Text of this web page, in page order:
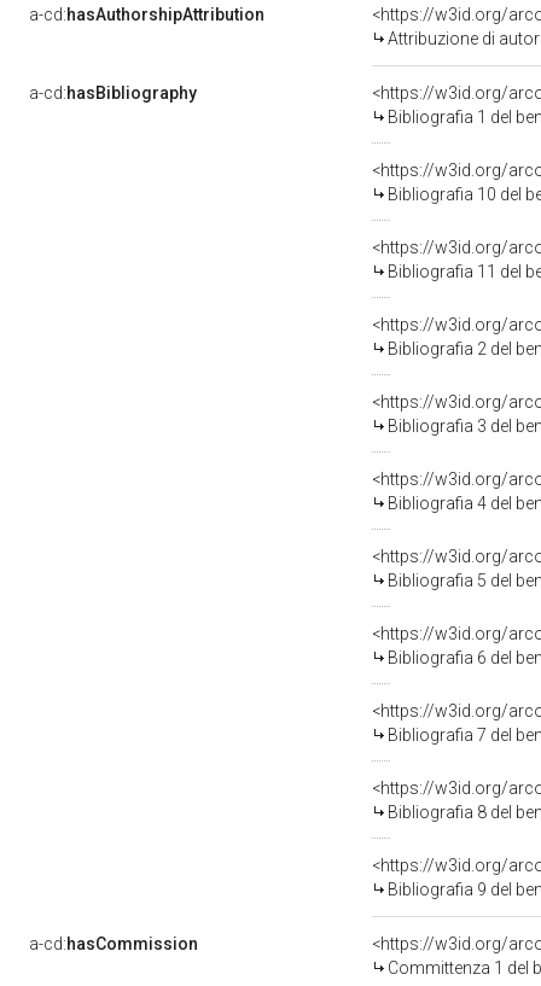
a-cd:hasAuthorshipAttribution
<https://w3id.org/
Attribuzione di
a-cd:hasBibliography
<https://w3id.org/
Bibliografia 1 del
<https://w3id.org/
Bibliografia 10 del
<https://w3id.org/
Bibliografia 11 del
<https://w3id.org/
Bibliografia 2 del
<https://w3id.org/
Bibliografia 3 del
<https://w3id.org/
Bibliografia 4 del
<https://w3id.org/
Bibliografia 5 del
<https://w3id.org/
Bibliografia 6 del
<https://w3id.org/
Bibliografia 7 del
<https://w3id.org/
Bibliografia 8 del
<https://w3id.org/
Bibliografia 9 del
a-cd:hasCommission
<https://w3id.org/
Committenza 1 del